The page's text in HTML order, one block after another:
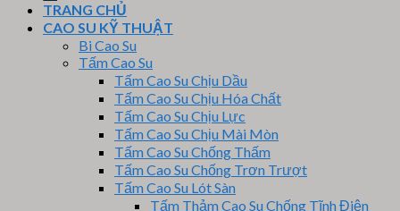
TRANG CHỦ
CAO SU KỸ THUẬT
Bi Cao Su
Tấm Cao Su
Tấm Cao Su Chịu Dầu
Tấm Cao Su Chịu Hóa Chất
Tấm Cao Su Chịu Lực
Tấm Cao Su Chịu Mài Mòn
Tấm Cao Su Chống Thấm
Tấm Cao Su Chống Trơn Trượt
Tấm Cao Su Lót Sàn
Tấm Thảm Cao Su Chống Tĩnh Điện